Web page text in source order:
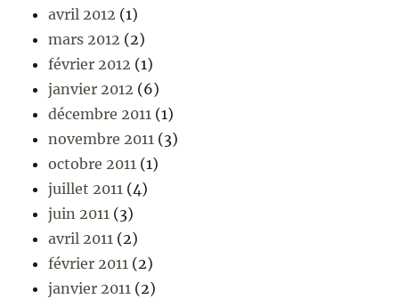
avril 2012 (1)
mars 2012 (2)
février 2012 (1)
janvier 2012 (6)
décembre 2011 (1)
novembre 2011 (3)
octobre 2011 (1)
juillet 2011 (4)
juin 2011 (3)
avril 2011 (2)
février 2011 (2)
janvier 2011 (2)